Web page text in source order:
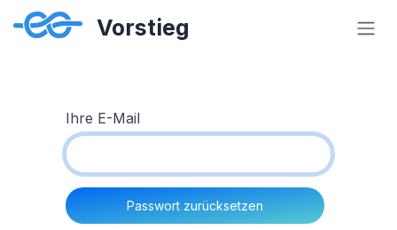
Zum Inhalt springen
Ihre E-Mail
Passwort zurücksetzen